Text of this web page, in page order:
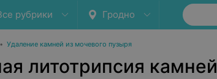
рубрики Гродно
• Удаление камней из мочевого пузыря
литотрипсия камней